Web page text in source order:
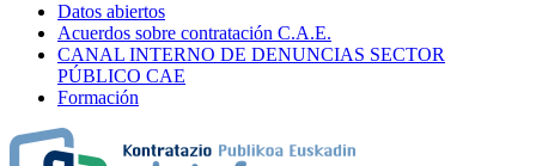
Datos abiertos
Acuerdos sobre contratación C.A.E.
CANAL INTERNO DE DENUNCIAS SECTOR
PÚBLICO CAE
Formación